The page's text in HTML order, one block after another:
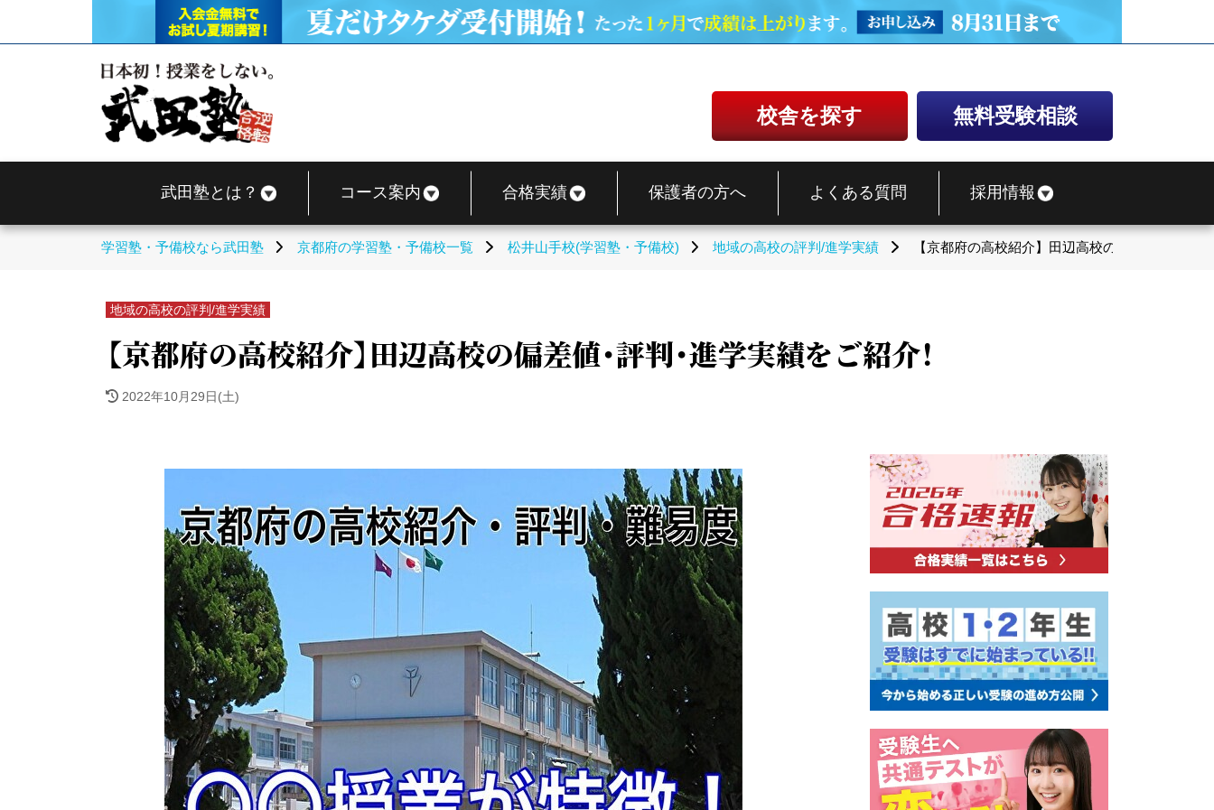
校舎を探す 無料受験相談
武田塾とは？ コース案内 合格実績 保護者の方へ よくある質問 採用情報
学習塾・予備校なら武田塾 京都府の学習塾・予備校一覧 松井山手校(学習塾・予備校) 地域の高校の評判/進学実績 【京都府の高校紹介】田辺高校の偏差値・評判
地域の高校の評判/進学実績
【京都府の高校紹介】田辺高校の偏差値・評判・進学実績をご紹介！
2022年10月29日(土)